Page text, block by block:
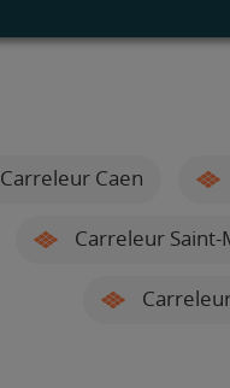
Carreleur Caen
Carreleur